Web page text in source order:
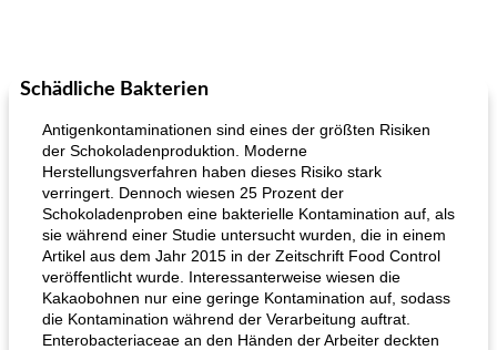
Schädliche Bakterien
Antigenkontaminationen sind eines der größten Risiken
der Schokoladenproduktion. Moderne
Herstellungsverfahren haben dieses Risiko stark
verringert. Dennoch wiesen 25 Prozent der
Schokoladenproben eine bakterielle Kontamination auf, als
sie während einer Studie untersucht wurden, die in einem
Artikel aus dem Jahr 2015 in der Zeitschrift Food Control
veröffentlicht wurde. Interessanterweise wiesen die
Kakaobohnen nur eine geringe Kontamination auf, sodass
die Kontamination während der Verarbeitung auftrat.
Enterobacteriaceae an den Händen der Arbeiter deckten